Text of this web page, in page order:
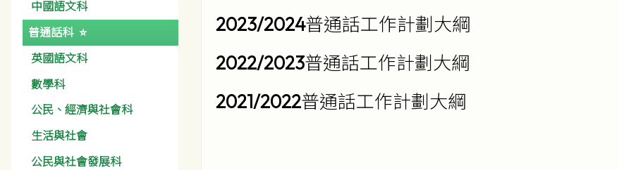
中國語文科
普通話科
英國語文科
數學科
公民、經濟與社會科
生活與社會
公民與社會發展科
2023/2024普通話工作計劃大綱
2022/2023普通話工作計劃大綱
2021/2022普通話工作計劃大綱